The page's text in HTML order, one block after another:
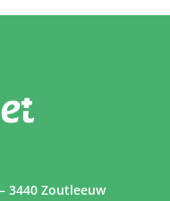
3440 Zoutleeuw